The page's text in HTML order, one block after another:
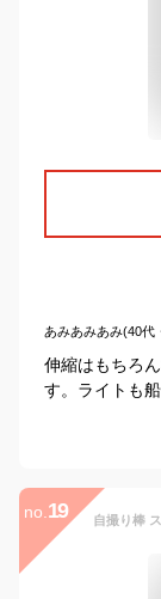
あみあみあみ(40代
伸縮はもちろ
す。ライトも
no. 19